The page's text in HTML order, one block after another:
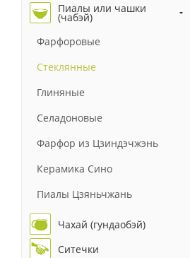
Пиалы или чашки
(чабэй)
Фарфоровые
Стеклянные
Глиняные
Селадоновые
Фарфор из Цзиндэчжэнь
Керамика Сино
Пиалы Цзяньчжань
Чахай (гундаобэй)
Ситечки